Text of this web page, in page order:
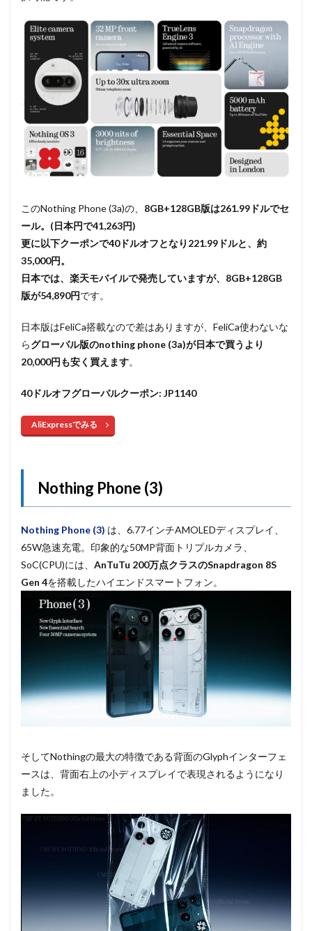
このNothing Phone (3a)の、 8GB+128GB版は261.99ドルでセ
ール。(日本円で41,263円)
更に以下クーポンで40ドルオフとなり221.99ドルと、約
35,000円。
日本では、楽天モバイルで発売していますが、8GB+128GB
版が54,890円です。
日本版はFeliCa搭載なので差はありますが、FeliCa使わないな
らグローバル版のnothing phone (3a)が日本で買うより
20,000円も安く買えます。
40ドルオフグローバルクーポン: JP1140
AliExpressでみる
Nothing Phone (3)
Nothing Phone (3) は、6.77インチAMOLEDディスプレイ、
65W急速充電。印象的な50MP背面トリプルカメラ、
SoC(CPU)には、 AnTuTu 200万点クラスのSnapdragon 8S
Gen 4を搭載したハイエンドスマートフォン。
そしてNothingの最大の特徴である背面のGlyphインターフェ
ースは、背面右上の小ディスプレイで表現されるようになり
ました。